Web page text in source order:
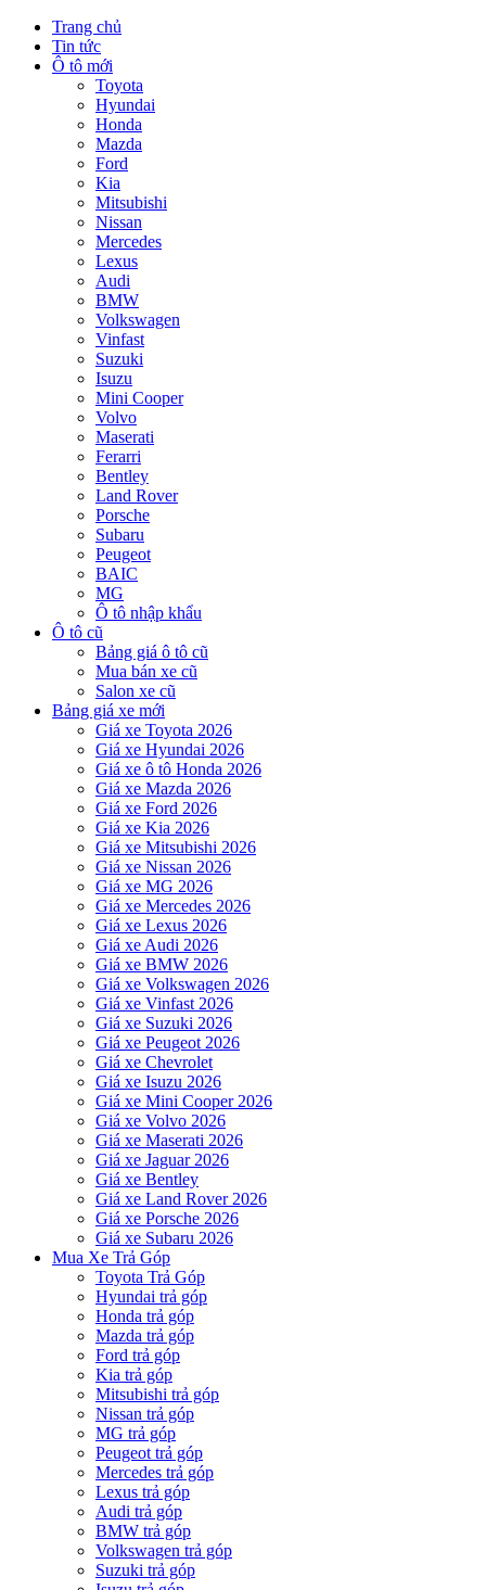
Trang chủ
Tin tức
Ô tô mới
Toyota
Hyundai
Honda
Mazda
Ford
Kia
Mitsubishi
Nissan
Mercedes
Lexus
Audi
BMW
Volkswagen
Vinfast
Suzuki
Isuzu
Mini Cooper
Volvo
Maserati
Ferarri
Bentley
Land Rover
Porsche
Subaru
Peugeot
BAIC
MG
Ô tô nhập khẩu
Ô tô cũ
Bảng giá ô tô cũ
Mua bán xe cũ
Salon xe cũ
Bảng giá xe mới
Giá xe Toyota 2026
Giá xe Hyundai 2026
Giá xe ô tô Honda 2026
Giá xe Mazda 2026
Giá xe Ford 2026
Giá xe Kia 2026
Giá xe Mitsubishi 2026
Giá xe Nissan 2026
Giá xe MG 2026
Giá xe Mercedes 2026
Giá xe Lexus 2026
Giá xe Audi 2026
Giá xe BMW 2026
Giá xe Volkswagen 2026
Giá xe Vinfast 2026
Giá xe Suzuki 2026
Giá xe Peugeot 2026
Giá xe Chevrolet
Giá xe Isuzu 2026
Giá xe Mini Cooper 2026
Giá xe Volvo 2026
Giá xe Maserati 2026
Giá xe Jaguar 2026
Giá xe Bentley
Giá xe Land Rover 2026
Giá xe Porsche 2026
Giá xe Subaru 2026
Mua Xe Trả Góp
Toyota Trả Góp
Hyundai trả góp
Honda trả góp
Mazda trả góp
Ford trả góp
Kia trả góp
Mitsubishi trả góp
Nissan trả góp
MG trả góp
Peugeot trả góp
Mercedes trả góp
Lexus trả góp
Audi trả góp
BMW trả góp
Volkswagen trả góp
Suzuki trả góp